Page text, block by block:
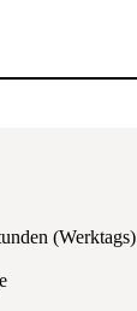
(Werktags)